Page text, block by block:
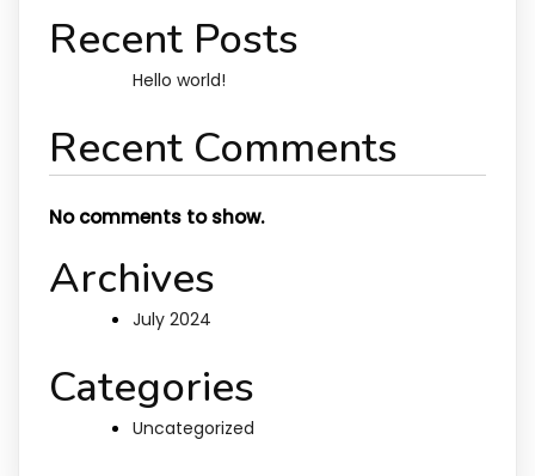
Recent Posts
Hello world!
Recent Comments
No comments to show.
Archives
July 2024
Categories
Uncategorized